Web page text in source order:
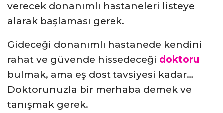
verecek donanımlı hastaneleri listeye
alarak başlaması gerek.
Gideceği donanımlı hastanede kendini
rahat ve güvende hissedeceği doktoru
bulmak, ama eş dost tavsiyesi kadar…
Doktorunuzla bir merhaba demek ve
tanışmak gerek.